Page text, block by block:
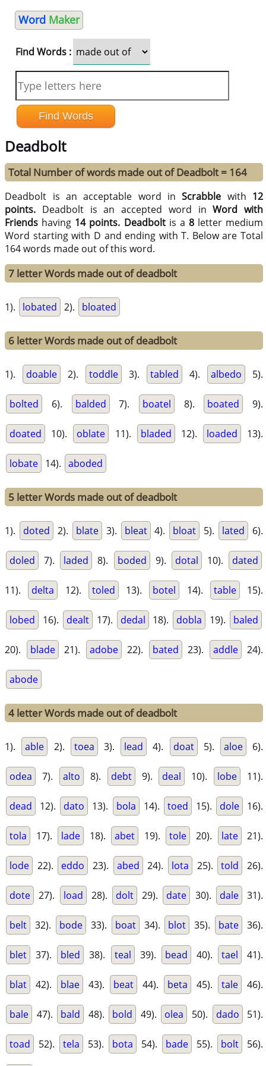
Word Maker
Find Words :
Deadbolt
Total Number of words made out of Deadbolt = 164
Deadbolt is an acceptable word inScrabble with 12
points. Deadbolt is an accepted word inWord with
Friends having 14 points. Deadboltis a 8letter medium
Word starting with D and ending with T. Below are Total
164 words made out of this word.
7 letter Words made out of deadbolt
1). lobated 2). bloated
6 letter Words made out of deadbolt
1). doable 2). toddle 3). tabled 4). albedo 5).
bolted 6). balded 7). boatel 8). boated 9).
doated 10). oblate 11). bladed 12). loaded 13).
lobate 14). aboded
5 letter Words made out of deadbolt
1). doted 2). blate 3). bleat 4). bloat 5). lated 6).
doled 7). laded 8). boded 9). dotal 10). dated
11). delta 12). toled 13). botel 14). table 15).
lobed 16). dealt 17). dedal 18). dobla 19). baled
20). blade 21). adobe 22). bated 23). addle 24).
abode
4 letter Words made out of deadbolt
1). able 2). toea 3). lead 4). doat 5). aloe 6).
odea 7). alto 8). debt 9). deal 10). lobe 11).
dead 12). dato 13). bola 14). toed 15). dole 16).
tola 17). lade 18). abet 19). tole 20). late 21).
lode 22). eddo 23). abed 24). lota 25). told 26).
dote 27). load 28). dolt 29). date 30). dale 31).
belt 32). bode 33). boat 34). blot 35). bate 36).
blet 37). bled 38). teal 39). bead 40). tael 41).
blat 42). blae 43). beat 44). beta 45). tale 46).
bale 47). bald 48). bold 49). olea 50). dado 51).
toad 52). tela 53). bota 54). bade 55). bolt 56).